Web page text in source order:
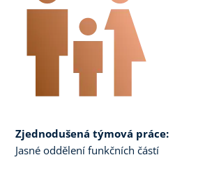
Zjednodušená týmová práce:
Jasné oddělení funkčních částí